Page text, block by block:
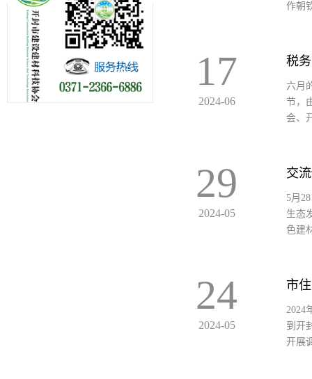
作朝
17
2024-06
六月
节，
会、
29
2024-05
5月
生态
色建
24
2024-05
市
2024
到开
开展